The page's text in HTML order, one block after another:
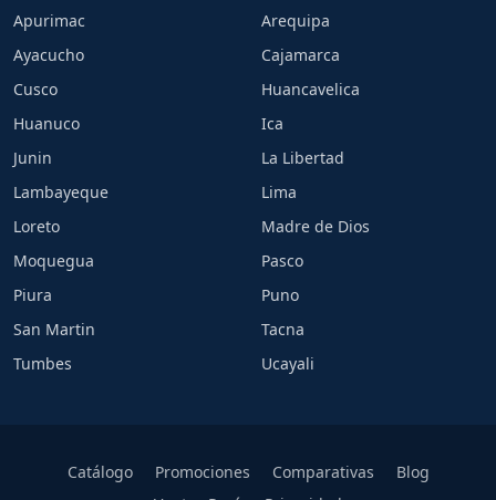
Apurimac
Arequipa
Ayacucho
Cajamarca
Cusco
Huancavelica
Huanuco
Ica
Junin
La Libertad
Lambayeque
Lima
Loreto
Madre de Dios
Moquegua
Pasco
Piura
Puno
San Martin
Tacna
Tumbes
Ucayali
Catálogo Promociones Comparativas
Blog